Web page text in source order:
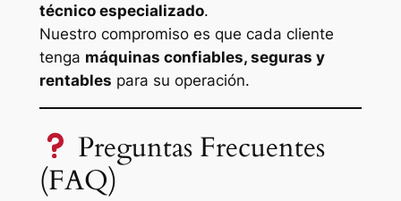
técnico especializado.
Nuestro compromiso es que cada cliente
tenga máquinas confiables, seguras y
rentables para su operación.
Preguntas Frecuentes
(FAQ)